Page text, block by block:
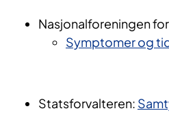
Nasjonalforeningen
Symptomer og
Statsforvalteren: